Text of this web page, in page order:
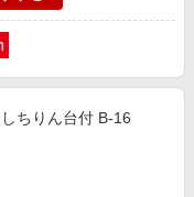
ちりん台付 B-16